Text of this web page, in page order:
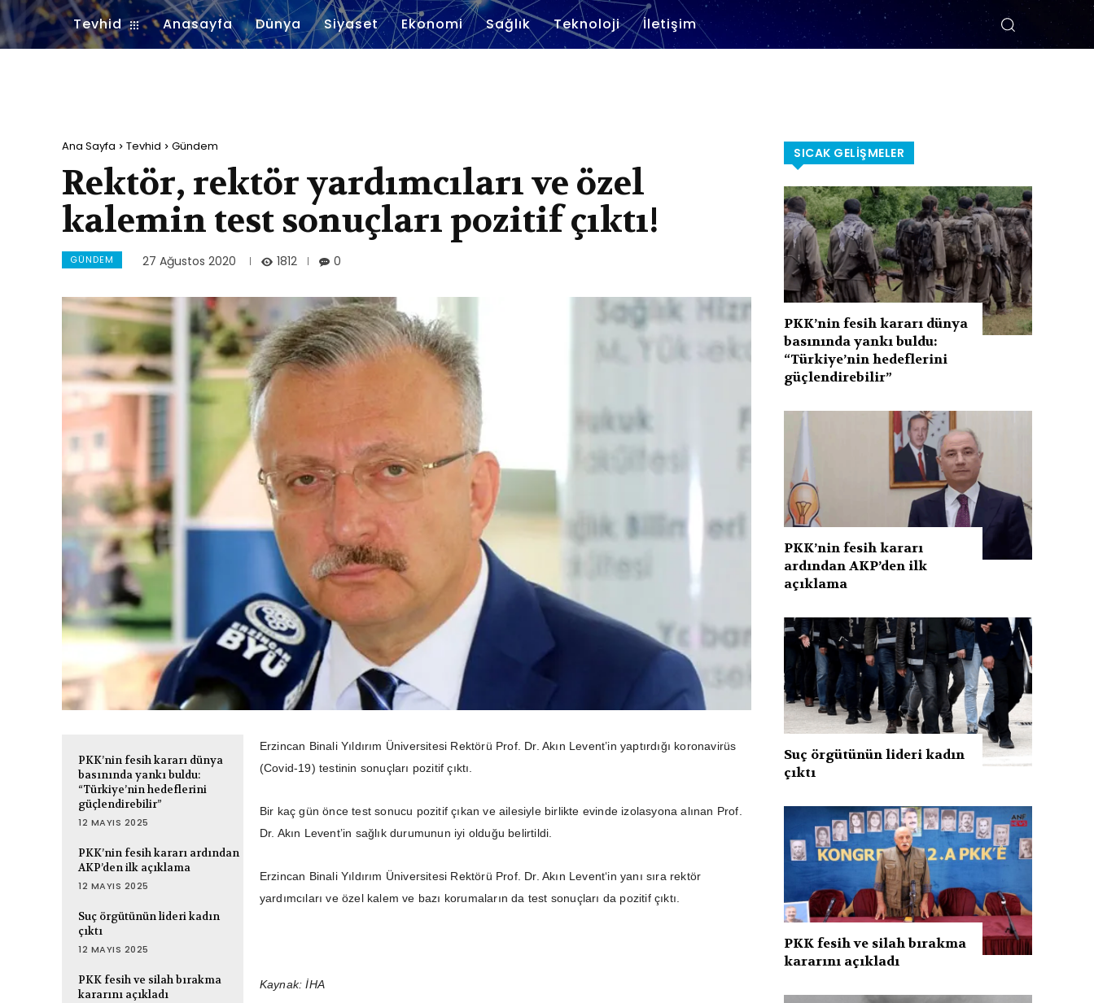
Tevhid Anasayfa Dünya Siyaset Ekonomi Sağlık Teknoloji İletişim
Ana Sayfa Tevhid Gündem
Rektör, rektör yardımcıları ve özel
kalemin test sonuçları pozitif çıktı!
GÜNDEM 27 Ağustos 2020 1812 0
PKK’nin fesih kararı dünya
basınında yankı buldu:
“Türkiye’nin hedeflerini
güçlendirebilir”
12 MAYIS 2025
PKK’nin fesih kararı ardından
AKP’den ilk açıklama
12 MAYIS 2025
Suç örgütünün lideri kadın
çıktı
12 MAYIS 2025
PKK fesih ve silah bırakma
kararını açıkladı
Erzincan Binali Yıldırım Üniversitesi Rektörü Prof. Dr. Akın Levent’in yaptırdığı koronavirüs
(Covid-19) testinin sonuçları pozitif çıktı.
Bir kaç gün önce test sonucu pozitif çıkan ve ailesiyle birlikte evinde izolasyona alınan Prof.
Dr. Akın Levent’in sağlık durumunun iyi olduğu belirtildi.
Erzincan Binali Yıldırım Üniversitesi Rektörü Prof. Dr. Akın Levent‘in yanı sıra rektör
yardımcıları ve özel kalem ve bazı korumaların da test sonuçları da pozitif çıktı.
Kaynak: İHA
SICAK GELIŞMELER
PKK’nin fesih kararı dünya
basınında yankı buldu:
“Türkiye’nin hedeflerini
güçlendirebilir”
PKK’nin fesih kararı
ardından AKP’den ilk
açıklama
Suç örgütünün lideri kadın
çıktı
PKK fesih ve silah bırakma
kararını açıkladı